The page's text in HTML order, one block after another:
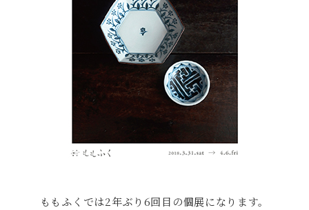
ももふくでは2年ぶり6回目の個展になります。